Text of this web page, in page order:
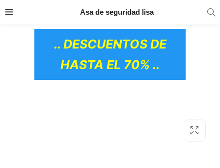
PRODUCTOS
.. DESCUENTOS DE
HASTA EL 70% ..
Asa de seguridad lisa